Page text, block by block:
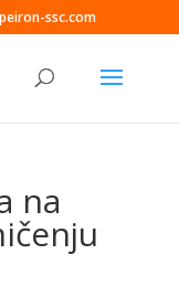
ssc.com
na